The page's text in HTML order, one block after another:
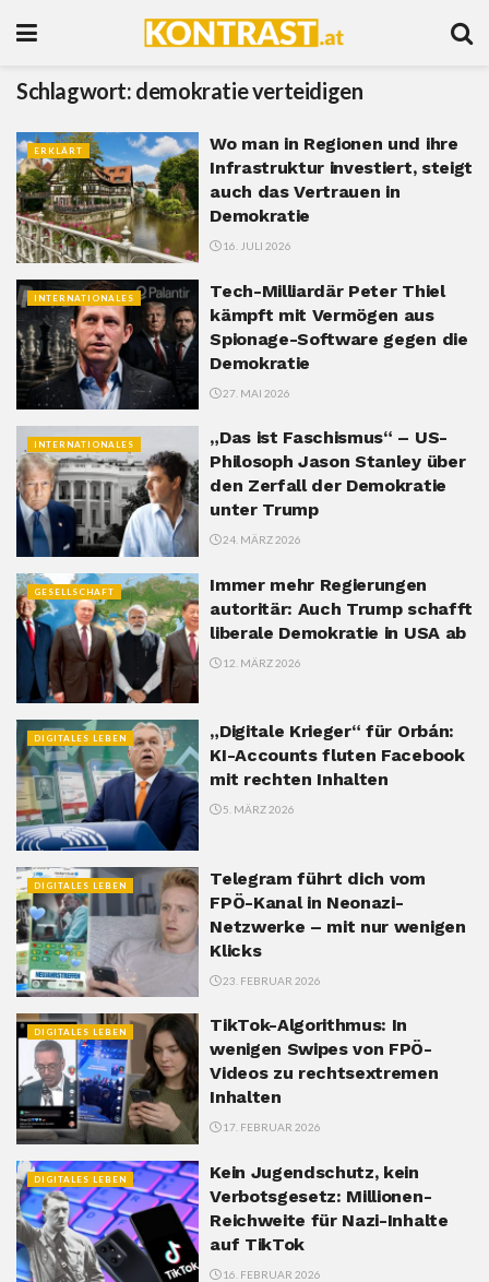
Schlagwort: demokratie verteidigen
ERKLÄRT
Wo man in Regionen und ihre
Infrastruktur investiert, steigt
auch das Vertrauen in
Demokratie
16. JULI 2026
INTERNATIONALES
Tech-Milliardär Peter Thiel
kämpft mit Vermögen aus
Spionage-Software gegen die
Demokratie
27. MAI 2026
INTERNATIONALES
„Das ist Faschismus“ – US-
Philosoph Jason Stanley über
den Zerfall der Demokratie
unter Trump
24. MÄRZ 2026
GESELLSCHAFT
Immer mehr Regierungen
autoritär: Auch Trump schafft
liberale Demokratie in USA ab
12. MÄRZ 2026
DIGITALES LEBEN
„Digitale Krieger“ für Orbán:
KI-Accounts fluten Facebook
mit rechten Inhalten
5. MÄRZ 2026
DIGITALES LEBEN
Telegram führt dich vom
FPÖ-Kanal in Neonazi-
Netzwerke – mit nur wenigen
Klicks
23. FEBRUAR 2026
DIGITALES LEBEN
TikTok-Algorithmus: In
wenigen Swipes von FPÖ-
Videos zu rechtsextremen
Inhalten
17. FEBRUAR 2026
DIGITALES LEBEN
Kein Jugendschutz, kein
Verbotsgesetz: Millionen-
Reichweite für Nazi-Inhalte
auf TikTok
16. FEBRUAR 2026